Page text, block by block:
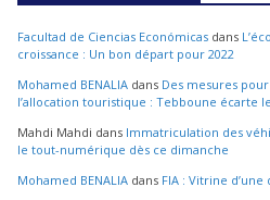
Facultad de Ciencias Económicas dans
croissance : Un bon départ pour 2022
Mohamed BENALIA dans Des mesures
l’allocation touristique : Tebboune écarte
Mahdi Mahdi dans Immatriculation des
le tout-numérique dès ce dimanche
Mohamed BENALIA dans FIA : Vitrine